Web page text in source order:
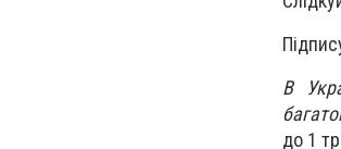
В
до 1